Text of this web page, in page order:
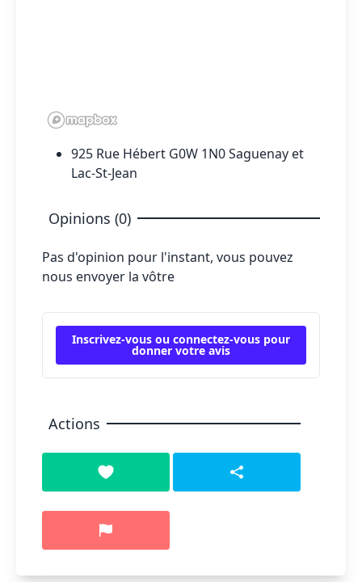
925 Rue Hébert G0W 1N0 Saguenay et
Lac-St-Jean
Opinions (0)
Pas d'opinion pour l'instant, vous pouvez
nous envoyer la vôtre
Inscrivez-vous ou connectez-vous pour
donner votre avis
Actions